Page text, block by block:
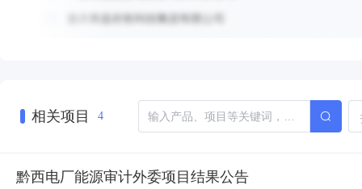
相关项目 4
黔西电厂能源审计外委项目结果公告